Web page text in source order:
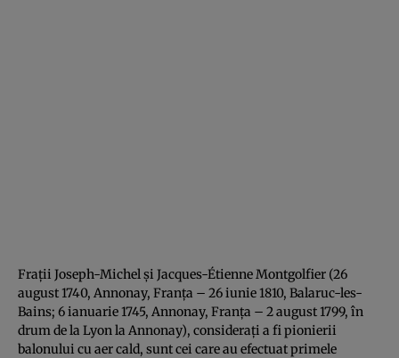
Frații Joseph-Michel și Jacques-Étienne Montgolfier (26
august 1740, Annonay, Franța – 26 iunie 1810, Balaruc-les-
Bains; 6 ianuarie 1745, Annonay, Franța – 2 august 1799, în
drum de la Lyon la Annonay), considerați a fi pionierii
balonului cu aer cald, sunt cei care au efectuat primele